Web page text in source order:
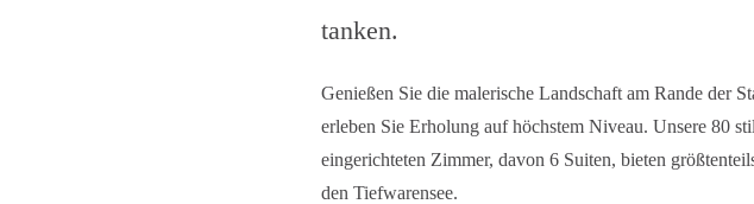
tanken.
Genießen Sie die malerische Landschaft am Rande der
erleben Sie Erholung auf höchstem Niveau. Unsere 80
eingerichteten Zimmer, davon 6 Suiten, bieten
den Tiefwarensee.